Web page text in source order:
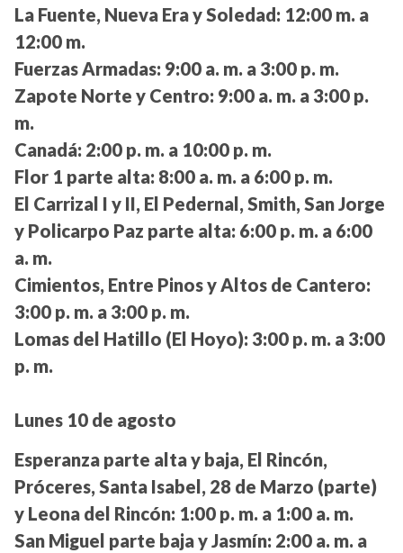
La Fuente, Nueva Era y Soledad: 12:00 m. a
12:00 m.
Fuerzas Armadas: 9:00 a. m. a 3:00 p. m.
Zapote Norte y Centro: 9:00 a. m. a 3:00 p.
m.
Canadá: 2:00 p. m. a 10:00 p. m.
Flor 1 parte alta: 8:00 a. m. a 6:00 p. m.
El Carrizal I y II, El Pedernal, Smith, San Jorge
y Policarpo Paz parte alta: 6:00 p. m. a 6:00
a. m.
Cimientos, Entre Pinos y Altos de Cantero:
3:00 p. m. a 3:00 p. m.
Lomas del Hatillo (El Hoyo): 3:00 p. m. a 3:00
p. m.
Lunes 10 de agosto
Esperanza parte alta y baja, El Rincón,
Próceres, Santa Isabel, 28 de Marzo (parte)
y Leona del Rincón: 1:00 p. m. a 1:00 a. m.
San Miguel parte baja y Jasmín: 2:00 a. m. a